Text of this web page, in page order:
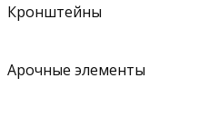
Кронштейны
Арочные элементы